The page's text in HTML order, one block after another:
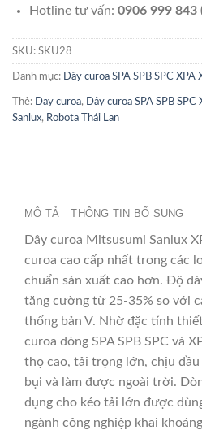
Hotline tư vấn: 0906 999 843
SKU: SKU28
Danh mục: Dây curoa SPA SPB SPC XPA
Thẻ: Day curoa, Dây curoa SPA SPB SPC
Sanlux, Robota Thái Lan
MÔ TẢ THÔNG TIN BỔ SUNG
Dây curoa Mitsusumi Sanlux
curoa cao cấp nhất trong các
chuẩn sản xuất cao hơn. Độ
tăng cường từ 25-35% so với
thống bản V. Nhờ đặc tính
curoa dòng SPA SPB SPC và
thọ cao, tải trọng lớn, chịu
bụi và làm được ngoài trời.
dụng cho kéo tải lớn được
ngành công nghiệp khai